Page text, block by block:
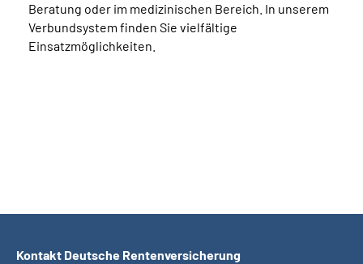
Beratung oder im medizinischen Bereich. In unserem
Verbundsystem finden Sie vielfältige
Einsatzmöglichkeiten.
Kontakt Deutsche Rentenversicherung